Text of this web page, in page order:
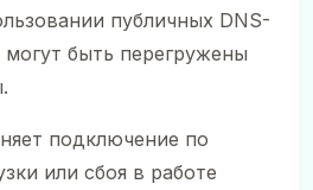
публичных DNS-
быть перегружены
подключение по
или сбоя в работе